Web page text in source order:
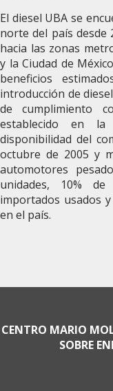
El diesel UBA se
norte del país desde
hacia las zonas
y la Ciudad de
beneficios
introducción de
de cumplimiento
establecido en
disponibilidad del
octubre de 2005 y
automotores
unidades, 10%
importados usados
en el país.
CENTRO MARIO
SOBRE